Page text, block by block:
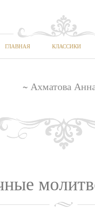
ГЛАВНАЯ КЛАССИКИ
~ Ахматова